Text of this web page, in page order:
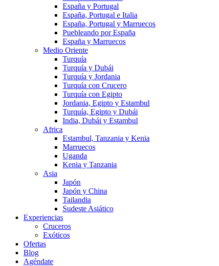
España y Portugal
España, Portugal e Italia
España, Portugal y Marruecos
Puebleando por España
España y Marruecos
Medio Oriente
Turquía
Turquía y Dubái
Turquía y Jordania
Turquía con Crucero
Turquía con Egipto
Jordania, Egipto y Estambul
Turquía, Egipto y Dubái
India, Dubái y Estambul
Africa
Estambul, Tanzania y Kenia
Marruecos
Uganda
Kenia y Tanzania
Asia
Japón
Japón y China
Tailandia
Sudeste Asiático
Experiencias
Cruceros
Exóticos
Ofertas
Blog
Agéndate